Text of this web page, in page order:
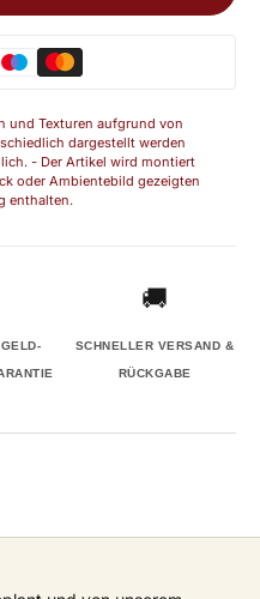
und Texturen aufgrund von
dargestellt werden
- Der Artikel wird montiert
oder Ambientebild gezeigten
enthalten.
🚚
SCHNELLER VERSAND &
RÜCKGABE